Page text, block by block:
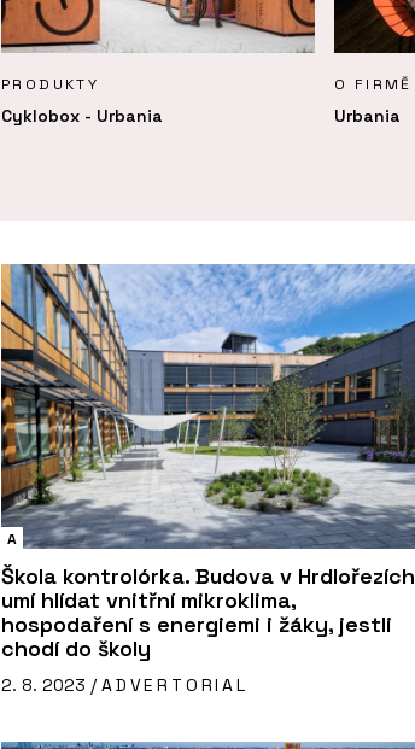
PRODUKTY
Cyklobox - Urbania
O FIRMĚ
Urbania
A
Škola kontrolórka. Budova v Hrdlořezích
umí hlídat vnitřní mikroklima,
hospodaření s energiemi i žáky, jestli
chodí do školy
2. 8. 2023 / ADVERTORIAL